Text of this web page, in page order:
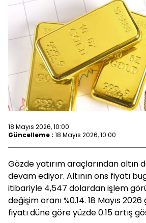
18 Mayıs 2026, 10:00
Güncelleme : 18 Mayıs 2026, 10:00
Gözde yatırım araçlarından altın
devam ediyor. Altının ons fiyatı
itibariyle 4,547 dolardan işlem
değişim oranı %0.14. 18 Mayıs
fiyatı düne göre yüzde 0.15 artış